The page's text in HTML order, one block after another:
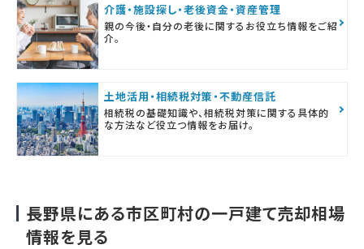
介護・施設探し・老後資金・資産管理
親の今後・自分の老後に関するお役立ち情報をご紹
介。
土地活用・相続税対策・不動産信託
相続税の基礎知識や、相続税対策に関する具体的
な方法など役立つ情報をお届け。
長野県にある市区町村の一戸建て売却相場
情報を見る